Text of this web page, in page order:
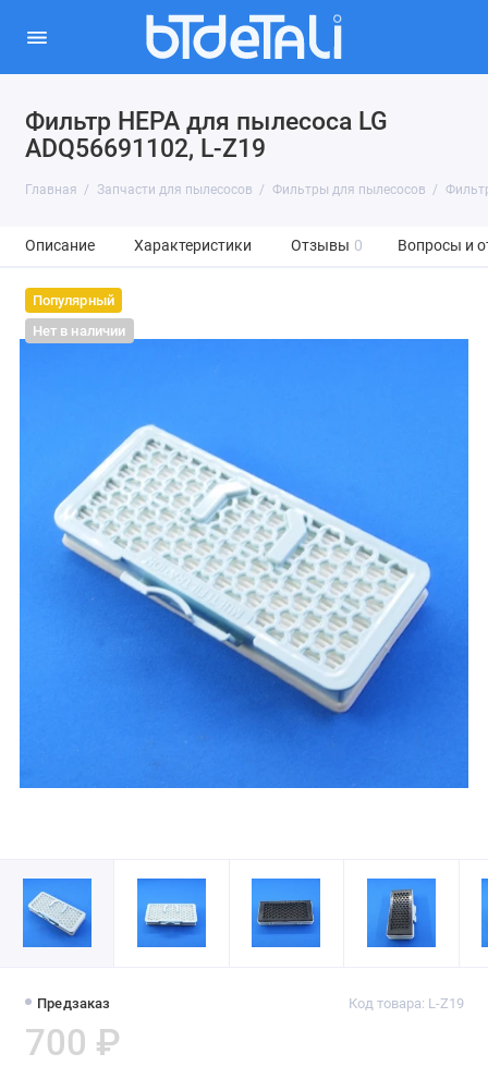
Фильтр HEPA для пылесоса LG
ADQ56691102, L-Z19
Главная Запчасти для пылесосов Фильтры для пылесосов
Описание Характеристики Отзывы 0 Вопросы и
Популярный
Нет в наличии
Предзаказ Код товара: L-Z19
700 ₽